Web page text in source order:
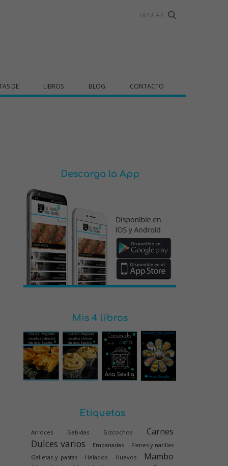
DE LIBROS BLOG CONTACTO
Descarga la App
Mis 4 libros
Etiquetas
Arroces Bebidas Bizcochos Carnes
Dulces varios Empanadas
Flanes y natillas
Galletas y pastas
Helados Huevos
Mambo